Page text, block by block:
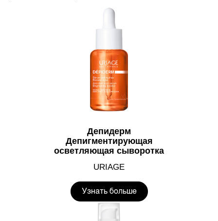
Депидерм
Депигментирующая
осветляющая сыворотка
URIAGE
Узнать больше